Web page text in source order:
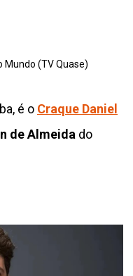
é o Craque Daniel
de Almeida do